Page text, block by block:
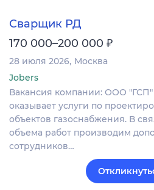
Сварщик РД
170 000–200 000 ₽
28 июля 2026 Москва
Jobers
Вакансия компании: ООО
оказывает услуги по
объектов газоснабжения. В
объема работ производим
сотрудников…